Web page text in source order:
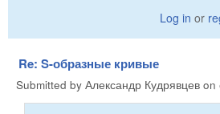
Log in or
Re: S-образные кривые
Submitted by Александр Кудрявцев on